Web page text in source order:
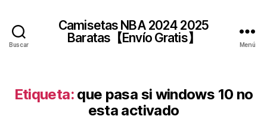
Buscar
Camisetas NBA 2024 2025
Baratas【Envío Gratis】
Menú
Etiqueta: que pasa si windows 10 no
esta activado